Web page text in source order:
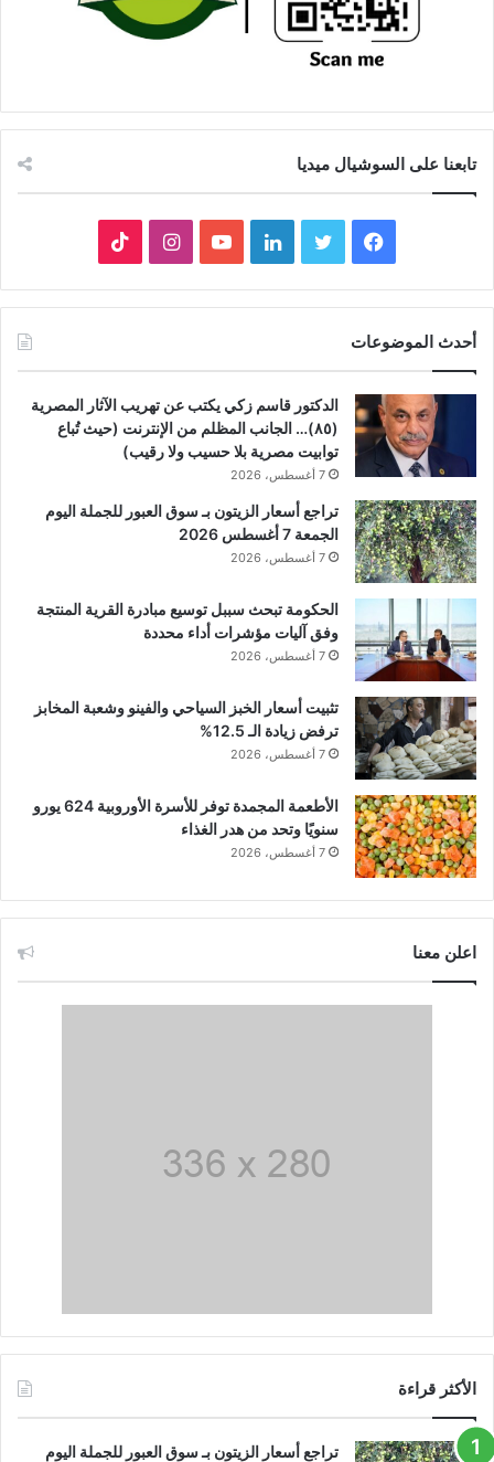
تابعنا على السوشيال ميديا
فيسبوك تويتر لينكدإنيوتيوبانستقرام
أحدث الموضوعات
الدكتور قاسم زكي يكتب عن تهريب الآثار المصرية
(٨٥)… الجانب المظلم من الإنترنت (حيث تُباع
توابيت مصرية بلا حسيب ولا رقيب)
7 أغسطس، 2026
تراجع أسعار الزيتون بـ سوق العبور للجملة اليوم
الجمعة 7 أغسطس 2026
7 أغسطس، 2026
الحكومة تبحث سببل توسيع مبادرة القرية المنتجة
وفق آليات مؤشرات أداء محددة
7 أغسطس، 2026
تثبيت أسعار الخبز السياحي والفينو وشعبة المخابز
ترفض زيادة الـ 12.5%
7 أغسطس، 2026
الأطعمة المجمدة توفر للأسرة الأوروبية 624 يورو
سنويًا وتحد من هدر الغذاء
7 أغسطس، 2026
اعلن معنا
الأكثر قراءة
تراجع أسعار الزيتون بـ سوق العبور للجملة اليوم